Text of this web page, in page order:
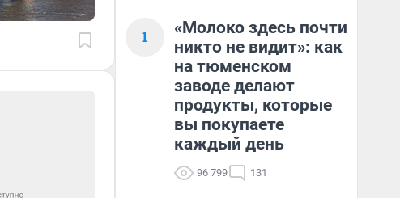
1
«Молоко здесь почти
никто не видит»: как
на тюменском
заводе делают
продукты, которые
вы покупаете
каждый день
96 799 131